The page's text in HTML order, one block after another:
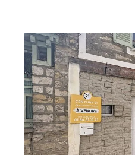
MORET SUR LOING 77
63,97 m2, 4 pièces
Ref : 24253
Maison à vendre
265
MORET SUR LOING,